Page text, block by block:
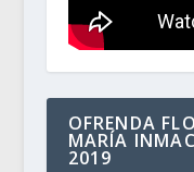
OFRENDA
MARÍA
2019